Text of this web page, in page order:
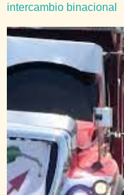
intercambio binacional